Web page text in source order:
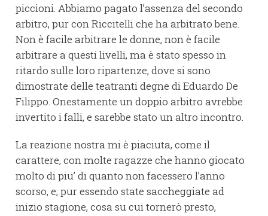
piccioni. Abbiamo pagato l’assenza del secondo
arbitro, pur con Riccitelli che ha arbitrato bene.
Non è facile arbitrare le donne, non è facile
arbitrare a questi livelli, ma è stato spesso in
ritardo sulle loro ripartenze, dove si sono
dimostrate delle teatranti degne di Eduardo De
Filippo. Onestamente un doppio arbitro avrebbe
invertito i falli, e sarebbe stato un altro incontro.
La reazione nostra mi è piaciuta, come il
carattere, con molte ragazze che hanno giocato
molto di piu’ di quanto non facessero l’anno
scorso, e, pur essendo state saccheggiate ad
inizio stagione, cosa su cui tornerò presto,